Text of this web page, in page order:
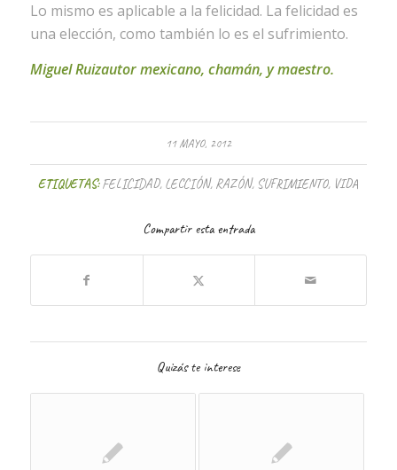
Lo mismo es aplicable a la felicidad. La felicidad es
una elección, como también lo es el sufrimiento.
Miguel Ruizautor mexicano, chamán, y maestro.
11 MAYO, 2012
ETIQUETAS:FELICIDAD, LECCIÓN, RAZÓN, SUFRIMIENTO, VIDA
Compartir esta entrada
Quizás te interese